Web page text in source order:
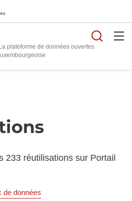
La plateforme de données ouvertes
233 réutilisations sur Portail
de données